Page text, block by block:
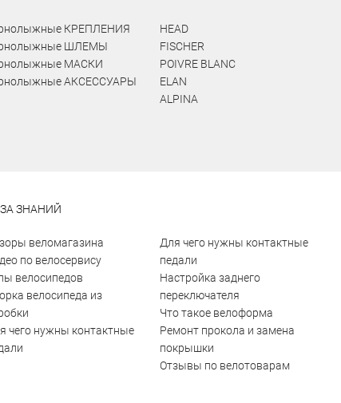
КРЕПЛЕНИЯ
ШЛЕМЫ
МАСКИ
АКСЕССУАРЫ
HEAD
FISCHER
POIVRE BLANC
ELAN
ALPINA
ЗНАНИЙ
веломагазина
по велосервису
велосипедов
велосипеда из
чего нужны контактные
Для чего нужны контактные
педали
Настройка заднего
переключателя
Что такое велоформа
Ремонт прокола и замена
покрышки
Отзывы по велотоварам